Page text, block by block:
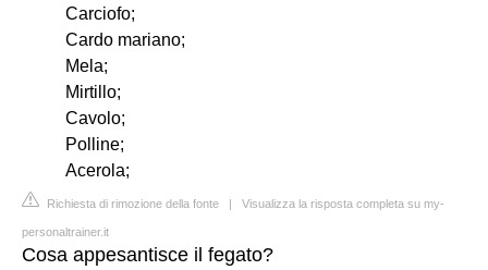
Carciofo;
Cardo mariano;
Mela;
Mirtillo;
Cavolo;
Polline;
Acerola;
Richiesta di rimozione della fonte | Visualizza la risposta completa su my-
personaltrainer.it
Cosa appesantisce il fegato?